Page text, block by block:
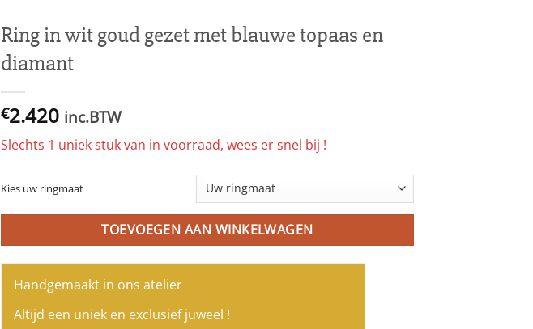
Ring in wit goud gezet met blauwe topaas en
diamant
€2.420 inc.BTW
Slechts 1 uniek stuk van in voorraad, wees er snel bij !
Kies uw ringmaat
TOEVOEGEN AAN WINKELWAGEN
Handgemaakt in ons atelier
Altijd een uniek en exclusief juweel !